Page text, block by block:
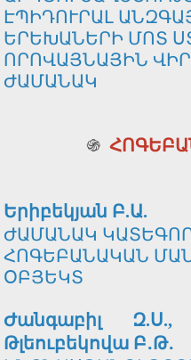
ԷՊԻԴՈՒՐԱԼ
ԵՐԵԽԱՆԵՐԻ ՄՈՏ
ՈՐՈՎԱՅՆԱՅԻՆ
ԺԱՄԱՆԱԿ
֍
Երիբեկյան Բ.Ա.
ԺԱՄԱՆԱԿ
ՀՈԳԵԲԱՆԱԿԱՆ
ՕԲՅԵԿՏ
Ժանգաբիլ
Թլեուբեկովա Բ․Թ․